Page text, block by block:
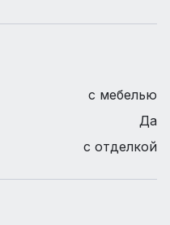
с мебелью
Да
с отделкой